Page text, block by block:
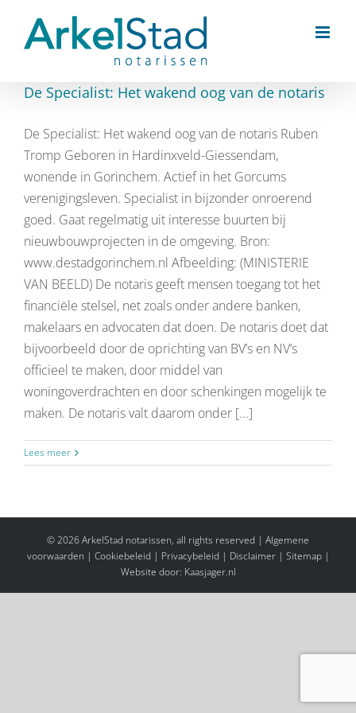
inhoud
De Specialist: Het wakend oog van de notaris
De Specialist: Het wakend oog van de notaris Ruben
Tromp Geboren in Hardinxveld-Giessendam,
wonende in Gorinchem. Actief in het Gorcums
verenigingsleven. Specialist in bijzonder onroerend
goed. Gaat regelmatig uit interesse buurten bij
nieuwbouwprojecten in de omgeving. Bron:
www.destadgorinchem.nl Afbeelding: (MINISTERIE
VAN BEELD) De notaris geeft mensen toegang tot het
financiële stelsel, net zoals onder andere banken,
makelaars en advocaten dat doen. De notaris doet dat
bijvoorbeeld door de oprichting van BV’s en NV’s
officieel te maken, door middel van
woningoverdrachten en door schenkingen mogelijk te
maken. De notaris valt daarom onder [...]
Lees meer
© 2026 ArkelStad notarissen, all rights reserved | Algemene
voorwaarden | Cookiebeleid | Privacybeleid | Disclaimer| Sitemap |
Website door: Kaasjager.nl